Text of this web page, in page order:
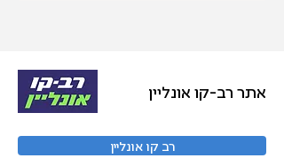
אתר רב-קו אונליין
רב קו אונליין